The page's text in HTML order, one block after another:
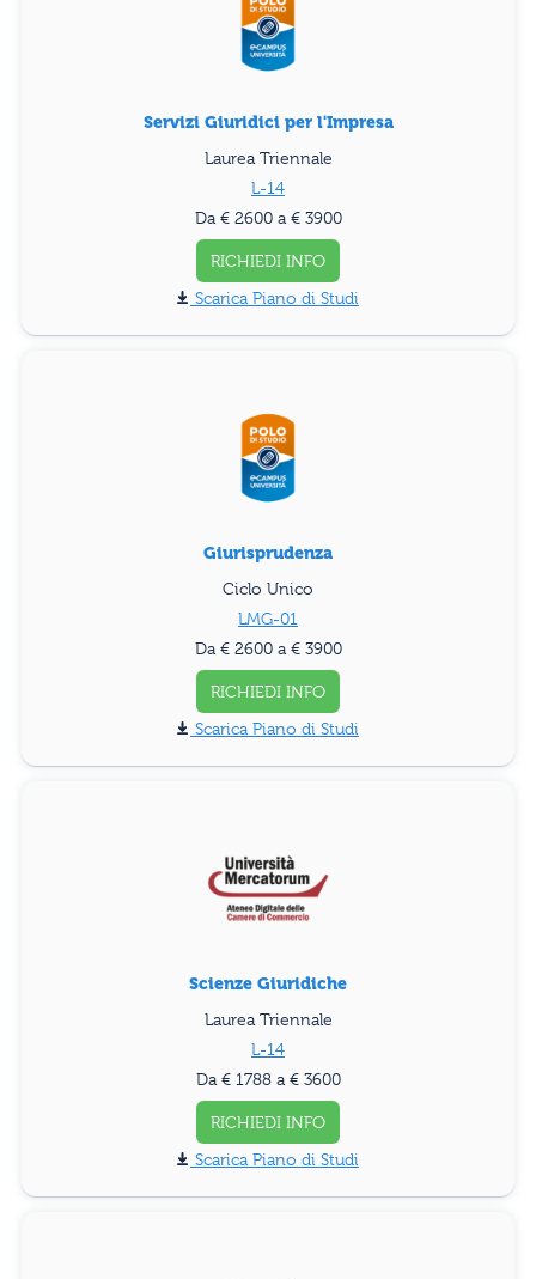
Servizi Giuridici per l'Impresa
Laurea Triennale
L-14
Da € 2600 a € 3900
RICHIEDI INFO
Piano di Studi
Giurisprudenza
Ciclo Unico
LMG-01
Da € 2600 a € 3900
RICHIEDI INFO
Piano di Studi
Scienze Giuridiche
Laurea Triennale
L-14
Da € 1788 a € 3600
RICHIEDI INFO
Piano di Studi